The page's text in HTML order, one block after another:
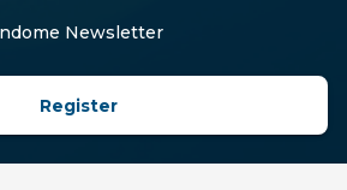
Newsletter
Register